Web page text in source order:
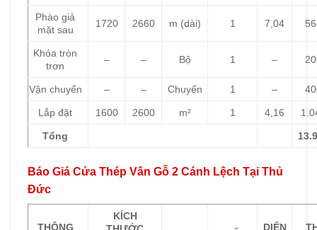
Phào giả
mặt sau
1720 2660 m (dài) 1 7,04
Khóa tròn
trơn
– – Bộ 1 –
Vận chuyển – – Chuyến 1 –
Lắp đặt 1600 2600 m² 1 4,16
Tổng
Báo Giá Cửa Thép Vân Gỗ 2 Cánh Lệch Tại Thủ
Đức
THÔNG
KÍCH
DIỆN